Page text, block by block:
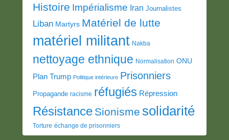
Histoire Impérialisme Iran Journalistes
Liban Martyrs Matériel de lutte
matériel militant Nakba
nettoyage ethnique Normalisation ONU
Plan Trump Politique intérieure Prisonniers
Propagande racisme réfugiés Répression
Résistance Sionisme solidarité
Torture échange de prisonniers